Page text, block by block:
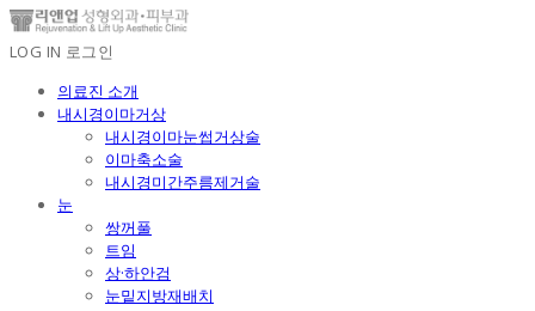
LOG IN 로그인
의료진 소개
내시경이마거상
내시경이마눈썹거상술
이마축소술
내시경미간주름제거술
눈
쌍꺼풀
트임
상·하안검
눈밑지방재배치